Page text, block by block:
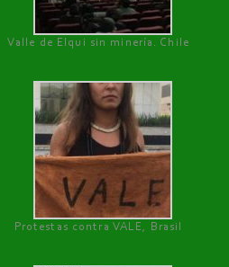
Valle de Elqui sin minería. Chile
Protestas contra VALE, Brasil